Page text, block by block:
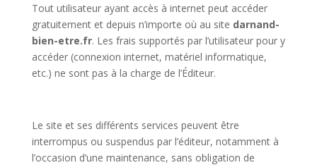
Tout utilisateur ayant accès à internet peut accéder
gratuitement et depuis n’importe où au site darnand-
bien-etre.fr. Les frais supportés par l’utilisateur pour y
accéder (connexion internet, matériel informatique,
etc.) ne sont pas à la charge de l’Éditeur.
Le site et ses différents services peuvent être
interrompus ou suspendus par l’éditeur, notamment à
l’occasion d’une maintenance, sans obligation de